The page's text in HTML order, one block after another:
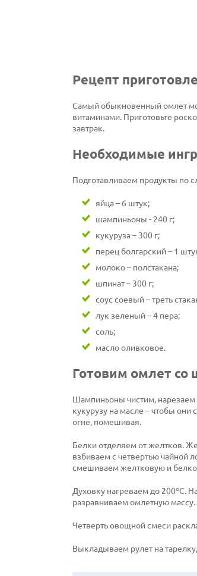
Рецепт
Самый обыкновенный омлет
витаминами. Приготовьте
завтрак.
Необходимые
Подготавливаем продукты по
яйца – 6 штук;
шампиньоны - 240 г;
кукуруза – 300 г;
перец болгарский – 1
молоко – полстакана;
шпинат – 300 г;
соус соевый – треть
лук зеленый – 4 пера;
соль;
масло оливковое.
Готовим омлет со
Шампиньоны чистим,
кукурузу на масле – чтобы
огне, помешивая.
Белки отделяем от желтков.
взбиваем с четвертью
смешиваем желтковую и
Духовку нагреваем до 200ºС.
разравниваем омлетную массу.
Четверть овощной смеси
Выкладываем рулет на